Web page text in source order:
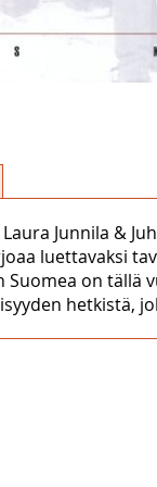
Junnila &
luettavaksi
on tällä
hetkistä,